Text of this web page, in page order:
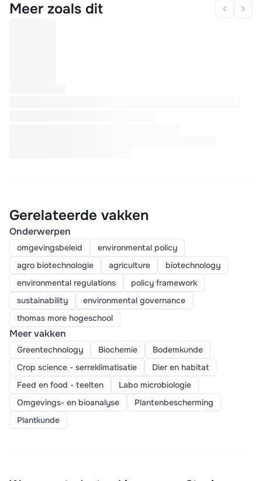
Meer zoals dit
Gerelateerde vakken
Onderwerpen
omgevingsbeleid
environmental policy
agro biotechnologie
agriculture
biotechnology
environmental regulations
policy framework
sustainability
environmental governance
thomas more hogeschool
Meer vakken
Greentechnology Biochemie
Bodemkunde
Crop science - serreklimatisatie
Dier en habitat
Feed en food - teelten
Labo microbiologie
Omgevings- en bioanalyse
Plantenbescherming
Plantkunde